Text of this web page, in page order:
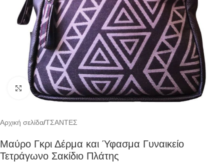
Click to enlarge
Αρχική σελίδα/ΤΣΑΝΤΕΣ
Μαύρο Γκρι Δέρμα και Ύφασμα Γυναικείο
Τετράγωνο Σακίδιο Πλάτης